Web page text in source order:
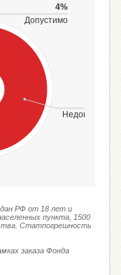
4%
Допустимо
Недопустимо
РФ от 18 лет и
пункта, 1500
Статпогрешность
заказа Фонда